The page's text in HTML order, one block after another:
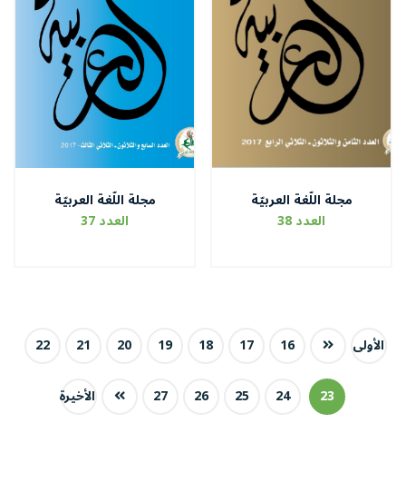
مجلة اللّغة العربيّة
العدد 38
مجلة اللّغة العربيّة
العدد 37
الأولى 16
17
18
19
20
21
22
23
24
25
26
27 الأخيرة